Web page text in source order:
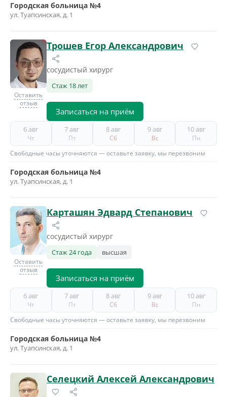
Городская больница №4
ул. Туапсинская, д. 1
Оставить
отзыв
Трошев Егор Александрович
сосудистый хирург
Стаж 18 лет
Записаться на приём
6 авг
Чт
7 авг
Пт
8 авг
Сб
9 авг
Вс
10 авг
Пн
Свободные часы уточняются — оставьте заявку, мы перезвоним
Городская больница №4
ул. Туапсинская, д. 1
Оставить
отзыв
Карташян Эдвард Степанович
сосудистый хирург
Стаж 24 года высшая
Записаться на приём
6 авг
Чт
7 авг
Пт
8 авг
Сб
9 авг
Вс
10 авг
Пн
Свободные часы уточняются — оставьте заявку, мы перезвоним
Городская больница №4
ул. Туапсинская, д. 1
Селецкий Алексей Александрович